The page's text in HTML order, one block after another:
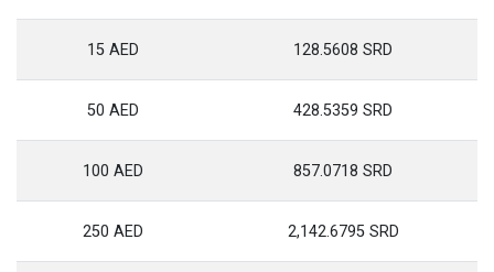
15 AED 128.5608 SRD
50 AED 428.5359 SRD
100 AED 857.0718 SRD
250 AED 2,142.6795 SRD